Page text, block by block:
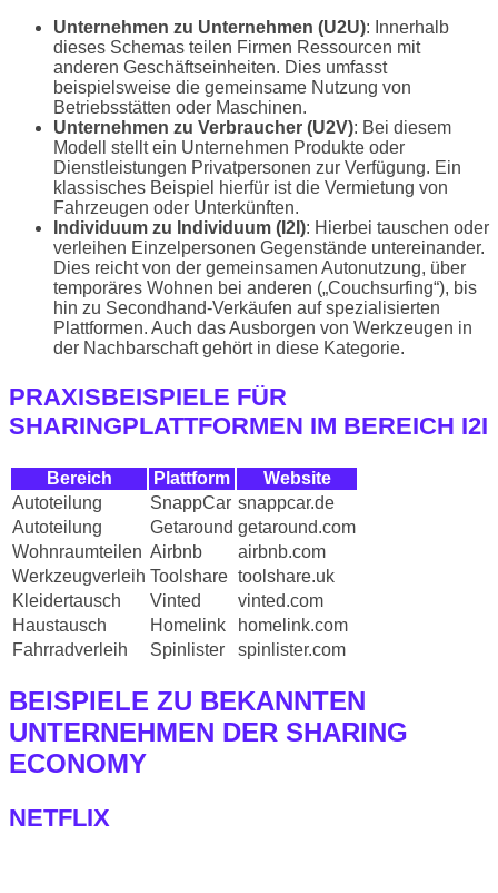
Unternehmen zu Unternehmen (U2U): Innerhalb
dieses Schemas teilen Firmen Ressourcen mit
anderen Geschäftseinheiten. Dies umfasst
beispielsweise die gemeinsame Nutzung von
Betriebsstätten oder Maschinen.
Unternehmen zu Verbraucher (U2V): Bei diesem
Modell stellt ein Unternehmen Produkte oder
Dienstleistungen Privatpersonen zur Verfügung. Ein
klassisches Beispiel hierfür ist die Vermietung von
Fahrzeugen oder Unterkünften.
Individuum zu Individuum (I2I): Hierbei tauschen oder
verleihen Einzelpersonen Gegenstände untereinander.
Dies reicht von der gemeinsamen Autonutzung, über
temporäres Wohnen bei anderen („Couchsurfing“), bis
hin zu Secondhand-Verkäufen auf spezialisierten
Plattformen. Auch das Ausborgen von Werkzeugen in
der Nachbarschaft gehört in diese Kategorie.
PRAXISBEISPIELE FÜR
SHARINGPLATTFORMEN IM BEREICH I2I
Bereich Plattform
Website
Autoteilung
SnappCar snappcar.de
Autoteilung
Getaround getaround.com
Wohnraumteilen Airbnb
airbnb.com
Werkzeugverleih Toolshare toolshare.uk
Kleidertausch
Vinted
vinted.com
Haustausch
Homelink
homelink.com
Fahrradverleih
Spinlister spinlister.com
BEISPIELE ZU BEKANNTEN
UNTERNEHMEN DER SHARING
ECONOMY
NETFLIX